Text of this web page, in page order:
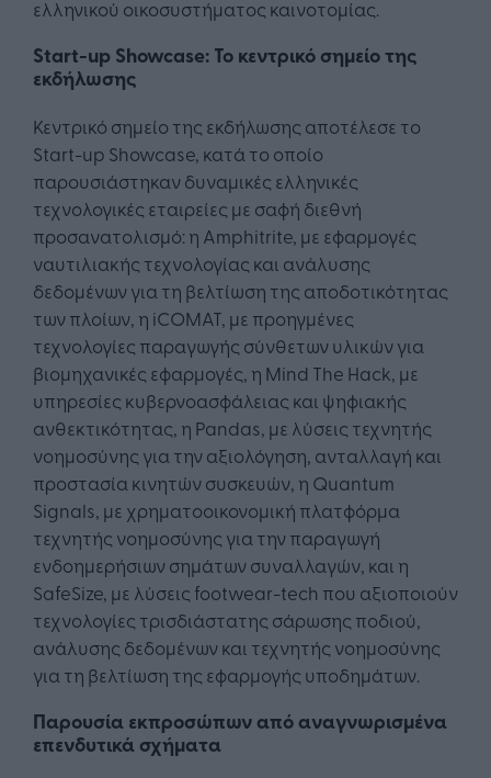
ελληνικού οικοσυστήματος καινοτομίας.
Start-up Showcase: Το κεντρικό σημείο της
εκδήλωσης
Κεντρικό σημείο της εκδήλωσης αποτέλεσε το
Start-up Showcase, κατά το οποίο
παρουσιάστηκαν δυναμικές ελληνικές
τεχνολογικές εταιρείες με σαφή διεθνή
προσανατολισμό: η Amphitrite, με εφαρμογές
ναυτιλιακής τεχνολογίας και ανάλυσης
δεδομένων για τη βελτίωση της αποδοτικότητας
των πλοίων, η iCOMAT, με προηγμένες
τεχνολογίες παραγωγής σύνθετων υλικών για
βιομηχανικές εφαρμογές, η Mind The Hack, με
υπηρεσίες κυβερνοασφάλειας και ψηφιακής
ανθεκτικότητας, η Pandas, με λύσεις τεχνητής
νοημοσύνης για την αξιολόγηση, ανταλλαγή και
προστασία κινητών συσκευών, η Quantum
Signals, με χρηματοοικονομική πλατφόρμα
τεχνητής νοημοσύνης για την παραγωγή
ενδοημερήσιων σημάτων συναλλαγών, και η
SafeSize, με λύσεις footwear-tech που αξιοποιούν
τεχνολογίες τρισδιάστατης σάρωσης ποδιού,
ανάλυσης δεδομένων και τεχνητής νοημοσύνης
για τη βελτίωση της εφαρμογής υποδημάτων.
Παρουσία εκπροσώπων από αναγνωρισμένα
επενδυτικά σχήματα